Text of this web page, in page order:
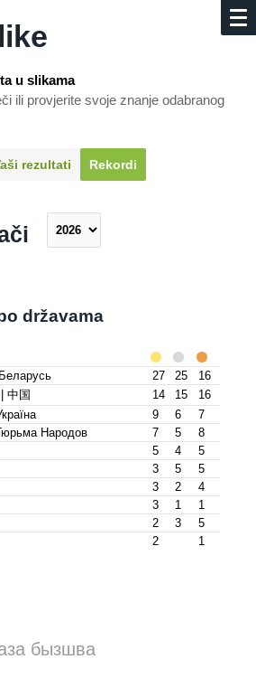
u slikama
ili provjerite svoje znanje odabranog
rezultati Rekordi
državama
27 25
16
中国 14 15
16
9 6
7
Народов 7 5
8
5 4
5
3 5
5
3 2
4
3 1
1
2 3
5
2 1
бызшва